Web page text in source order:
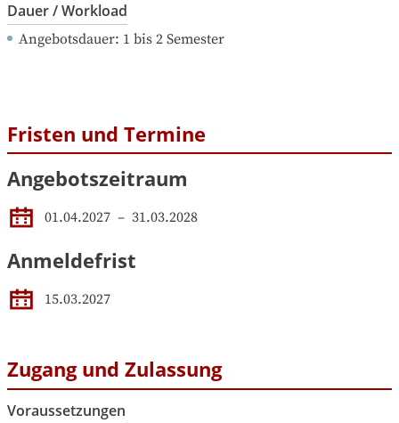
Dauer / Workload
Angebotsdauer: 1 bis 2 Semester
Fristen und Termine
Angebotszeitraum
01.04.2027 – 31.03.2028
Anmeldefrist
15.03.2027
Zugang und Zulassung
Voraussetzungen